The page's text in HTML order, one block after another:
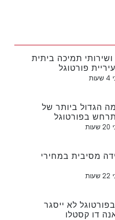
ושירותי תמיכה ביתית
פורטוגל
הגדול ביותר של
בפורטוגל
מסיבית במחירי
לא ייסגר
דו קסטלו